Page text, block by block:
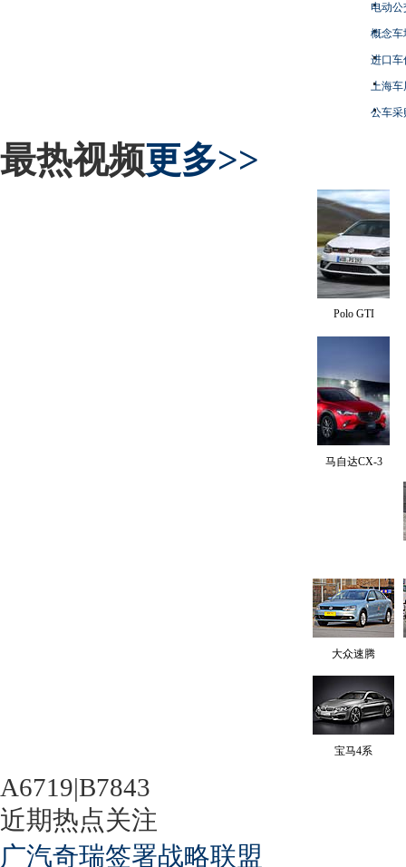
电动
概念车
进口车
上海
公车采
最热视频更多>>
Polo GTI
马自达CX-3
大众速腾
宝马4系
A6719|B7843
近期热点关注
广汽奇瑞签署战略联盟